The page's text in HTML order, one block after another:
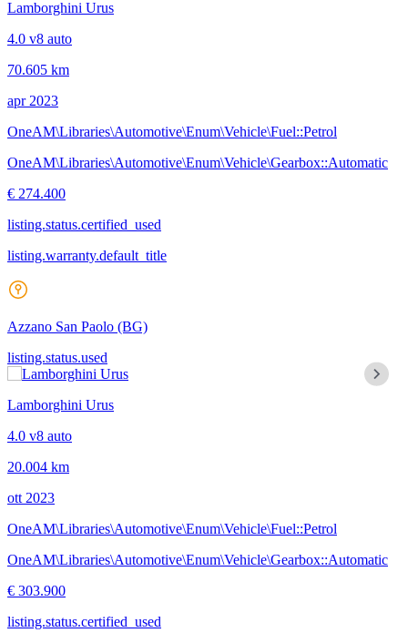
Lamborghini Urus
4.0 v8 auto
70.605 km
apr 2023
OneAM\Libraries\Automotive\Enum\Vehicle\Fuel::Petrol
OneAM\Libraries\Automotive\Enum\Vehicle\Gearbox::Automatic
€ 274.400
listing.status.certified_used
listing.warranty.default_title
Azzano San Paolo (BG)
listing.status.used
Lamborghini Urus
4.0 v8 auto
20.004 km
ott 2023
OneAM\Libraries\Automotive\Enum\Vehicle\Fuel::Petrol
OneAM\Libraries\Automotive\Enum\Vehicle\Gearbox::Automatic
€ 303.900
listing.status.certified_used